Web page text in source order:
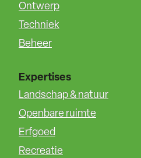
Ontwerp
Techniek
Beheer
Expertises
Landschap & natuur
Openbare ruimte
Erfgoed
Recreatie